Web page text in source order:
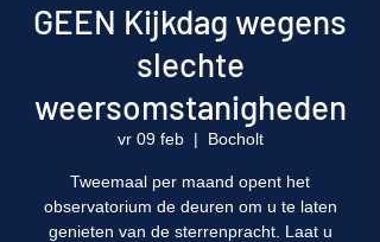
GEEN Kijkdag wegens
slechte
weersomstanigheden
vr 09 feb
  |
Bocholt
Tweemaal per maand opent het
observatorium de deuren om u te laten
genieten van de sterrenpracht. Laat u